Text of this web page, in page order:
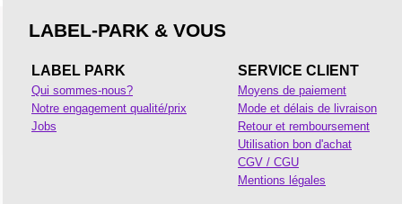
LABEL-PARK & VOUS
LABEL PARK
Qui sommes-nous?
Notre engagement qualité/prix
Jobs
SERVICE CLIENT
Moyens de paiement
Mode et délais de livraison
Retour et remboursement
Utilisation bon d'achat
CGV / CGU
Mentions légales